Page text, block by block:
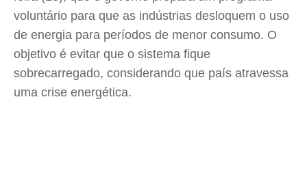
voluntário para que as indústrias desloquem o uso
de energia para períodos de menor consumo. O
objetivo é evitar que o sistema fique
sobrecarregado, considerando que país atravessa
uma crise energética.